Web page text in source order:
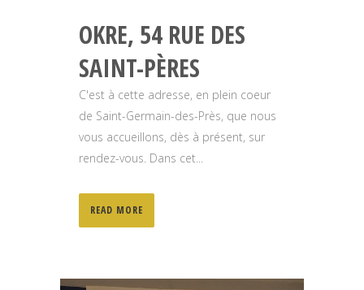
OKRE, 54 RUE DES
SAINT-PÈRES
C'est à cette adresse, en plein coeur
de Saint-Germain-des-Près, que nous
vous accueillons, dès à présent, sur
rendez-vous. Dans cet...
READ MORE